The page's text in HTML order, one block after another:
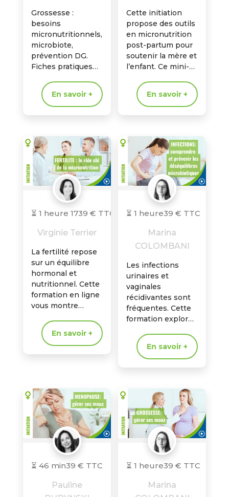
Grossesse :
besoins
micronutritionnels,
microbiote,
prévention DG.
Fiches pratiques
pour les maux
courants, en
sécurité.
En savoir +
Cette initiation
propose des outils
en micronutrition
post-partum pour
soutenir la mère et
l’enfant. Ce mini-
des clés
micronutritionnell
es pour
enfant…
En savoir +
⏳ 1 heure 1739 € TTC
Virginie Terrier
La fertilité repose
sur un équilibre
hormonal et
nutritionnel. Cette
formation en ligne
vous montre
micronutrition
optimise la
préconception et
En savoir +
⏳ 1 heure39 € TTC
Marina
COLOMBANI
Les infections
urinaires et
vaginales
récidivantes sont
fréquentes. Cette
formation explore
le rôle du
microbiote uro-
génital dans la
déséquilibres.
En savoir +
⏳ 46 min39 € TTC
Pauline
⏳ 1 heure39 € TTC
Marina